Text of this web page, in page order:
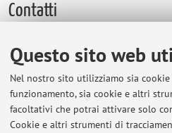
Questo sito web
Nel nostro sito utilizziamo sia
funzionamento, sia cookie e altri
facoltativi che potrai attivare solo
Cookie e altri strumenti di
Contatti
E-mail:
Altri contatti
Web:
Vai al sito personale